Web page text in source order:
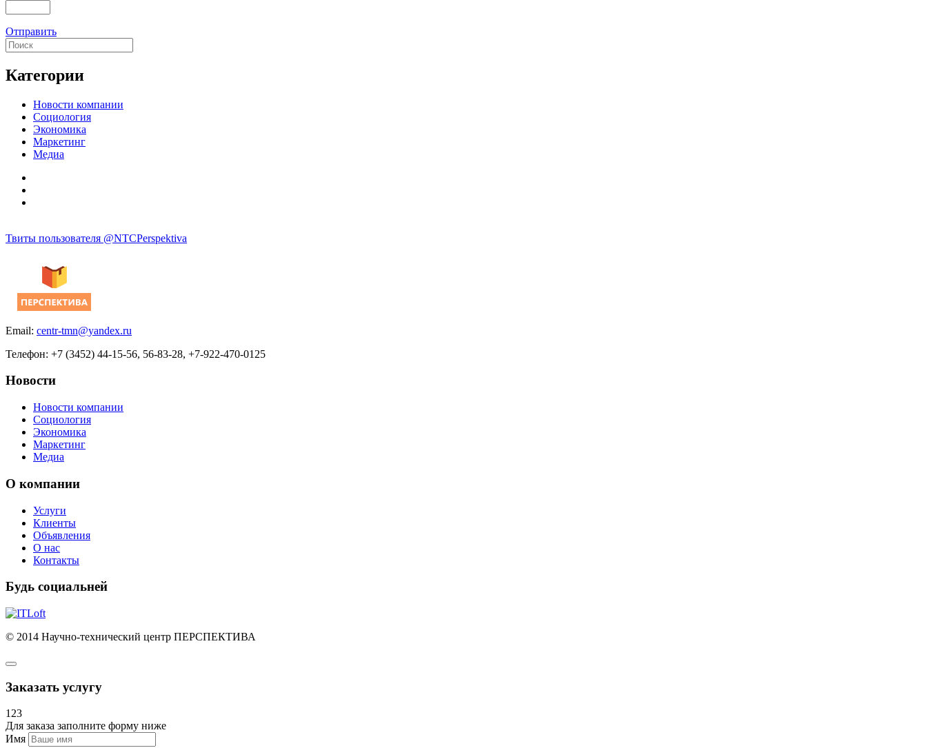
Отправить
Категории
Новости компании
Социология
Экономика
Маркетинг
Медиа
Твиты пользователя @NTCPerspektiva
Email: centr-tmn@yandex.ru
Телефон: +7 (3452) 44-15-56, 56-83-28, +7-922-470-0125
Новости
Новости компании
Социология
Экономика
Маркетинг
Медиа
О компании
Услуги
Клиенты
Объявления
О нас
Контакты
Будь социальней
© 2014 Научно-технический центр ПЕРСПЕКТИВА
Заказать услугу
123
Для заказа заполните форму ниже
Имя